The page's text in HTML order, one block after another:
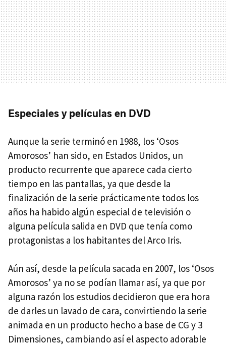
Especiales y películas en DVD
Aunque la serie terminó en 1988, los ‘Osos
Amorosos’ han sido, en Estados Unidos, un
producto recurrente que aparece cada cierto
tiempo en las pantallas, ya que desde la
finalización de la serie prácticamente todos los
años ha habido algún especial de televisión o
alguna película salida en DVD que tenía como
protagonistas a los habitantes del Arco Iris.
Aún así, desde la película sacada en 2007, los ‘Osos
Amorosos’ ya no se podían llamar así, ya que por
alguna razón los estudios decidieron que era hora
de darles un lavado de cara, convirtiendo la serie
animada en un producto hecho a base de CG y 3
Dimensiones, cambiando así el aspecto adorable